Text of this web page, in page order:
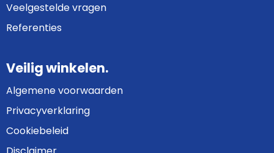
Veelgestelde vragen
Referenties
Veilig winkelen.
Algemene voorwaarden
Privacyverklaring
Cookiebeleid